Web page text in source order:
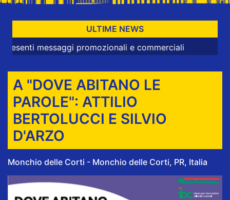
ULTIME NEWS
messaggi promozionali e commerciali
A "DOVE ABITANO LE
PAROLE": ATTILIO
BERTOLUCCI E SILVIO
D'ARZO
Monchio delle Corti - Monchio delle Corti, PR, Italia